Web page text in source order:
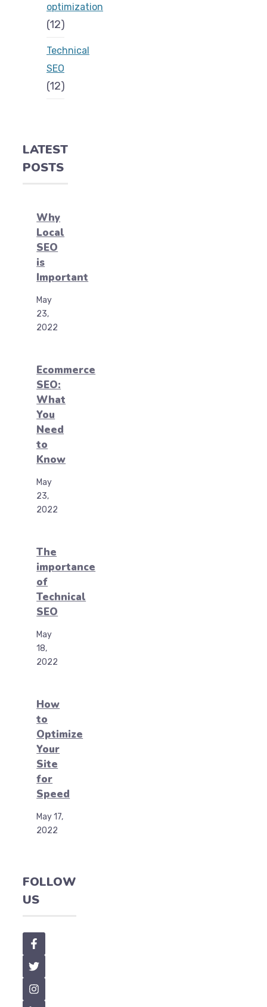
optimization
(12)
Technical
SEO
(12)
LATEST
POSTS
Why
Local
SEO
is
Important
May
23,
2022
Ecommerce
SEO:
What
You
Need
to
Know
May
23,
2022
The
importance
of
Technical
SEO
May
18,
2022
How
to
Optimize
Your
Site
for
Speed
May 17,
2022
FOLLOW
US